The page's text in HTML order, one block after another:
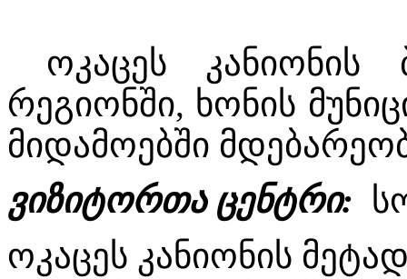
ოკაცეს კანიონის
რეგიონში, ხონის
მიდამოებში
ვიზიტორთა ცენტრი:
ოკაცეს კანიონის